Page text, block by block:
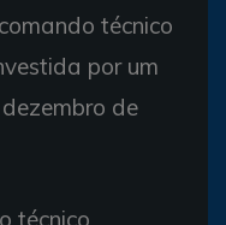
técnico
por um
de
técnico